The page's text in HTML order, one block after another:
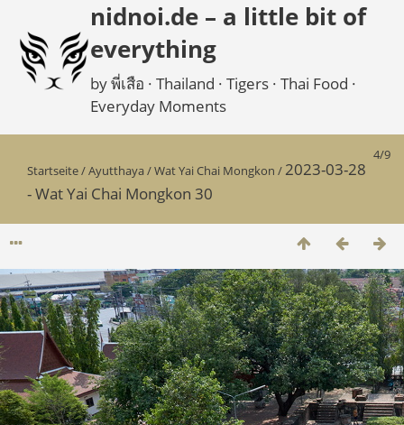
nidnoi.de – a little bit of
everything
by พี่เสือ · Thailand · Tigers · Thai Food ·
Everyday Moments
4/9
Startseite/Ayutthaya/Wat Yai Chai Mongkon /2023-03-28
- Wat Yai Chai Mongkon 30